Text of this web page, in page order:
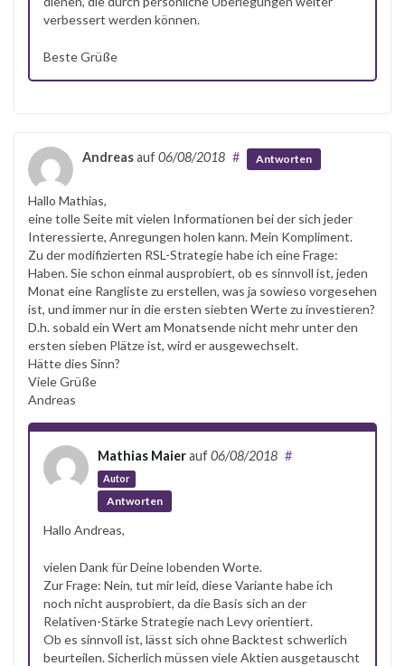
verbessert werden können.
Beste Grüße
Andreasauf06/08/2018 # Antworten
Hallo Mathias,
eine tolle Seite mit vielen Informationen bei der sich jeder
Interessierte, Anregungen holen kann. Mein Kompliment.
Zu der modifizierten RSL-Strategie habe ich eine Frage:
Haben. Sie schon einmal ausprobiert, ob es sinnvoll ist, jeden
Monat eine Rangliste zu erstellen, was ja sowieso vorgesehen
ist, und immer nur in die ersten siebten Werte zu investieren?
D.h. sobald ein Wert am Monatsende nicht mehr unter den
ersten sieben Plätze ist, wird er ausgewechselt.
Hätte dies Sinn?
Viele Grüße
Andreas
Mathias Maierauf06/08/2018
Autor
#
Antworten
Hallo Andreas,
vielen Dank für Deine lobenden Worte.
Zur Frage: Nein, tut mir leid, diese Variante habe ich
noch nicht ausprobiert, da die Basis sich an der
Relativen-Stärke Strategie nach Levy orientiert.
Ob es sinnvoll ist, lässt sich ohne Backtest schwerlich
beurteilen. Sicherlich müssen viele Aktien ausgetauscht